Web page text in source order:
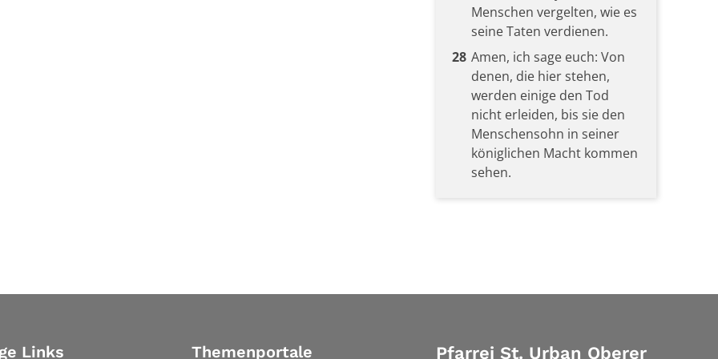
Menschen vergelten, wie es
seine Taten verdienen.
28 Amen, ich sage euch: Von
denen, die hier stehen,
werden einige den Tod
nicht erleiden, bis sie den
Menschensohn in seiner
königlichen Macht kommen
sehen.
Links Themenportale Pfarrei St. Urban Oberer